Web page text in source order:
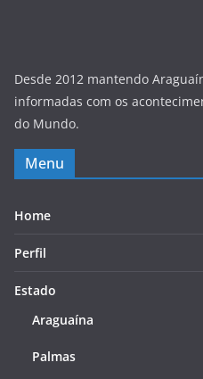
Desde 2012 mantendo
informadas com os
do Mundo.
Menu
Home
Perfil
Estado
Araguaína
Palmas